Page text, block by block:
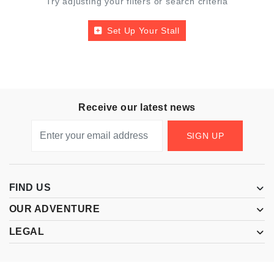
Set Up Your Stall
Receive our latest news
SIGN UP
FIND US
OUR ADVENTURE
LEGAL